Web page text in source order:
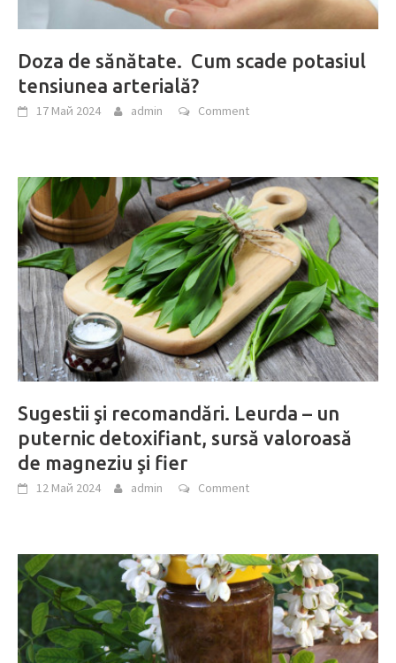
Doza de sănătate. Cum scade potasiul
tensiunea arterială?
17 Май 2024 admin Comment
Sugestii şi recomandări. Leurda – un
puternic detoxifiant, sursă valoroasă
de magneziu şi fier
12 Май 2024 admin Comment